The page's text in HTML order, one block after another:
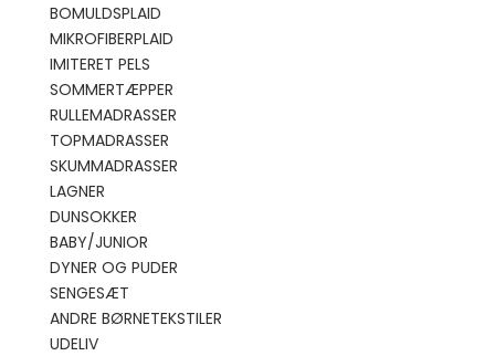
BOMULDSPLAID
MIKROFIBERPLAID
IMITERET PELS
SOMMERTÆPPER
RULLEMADRASSER
TOPMADRASSER
SKUMMADRASSER
LAGNER
DUNSOKKER
BABY/JUNIOR
DYNER OG PUDER
SENGESÆT
ANDRE BØRNETEKSTILER
UDELIV